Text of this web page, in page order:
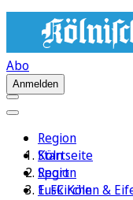
Abo
Anmelden
Region
Köln
Sport
1. FC Köln
Startseite
Region
Euskirchen &